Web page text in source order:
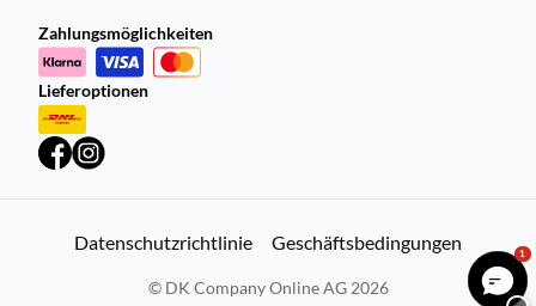
Zahlungsmöglichkeiten
Lieferoptionen
Datenschutzrichtlinie Geschäftsbedingungen
© DK Company Online AG 2026
1